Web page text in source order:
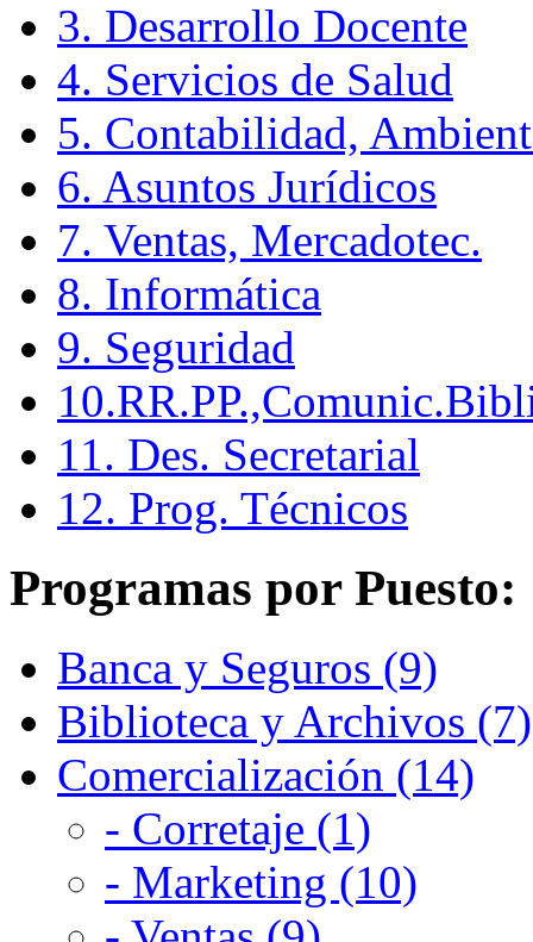
3. Desarrollo Docente
4. Servicios de Salud
5. Contabilidad,
6. Asuntos Jurídicos
7. Ventas, Mercadotec.
8. Informática
9. Seguridad
11. Des. Secretarial
12. Prog. Técnicos
Programas por Puesto:
Banca y Seguros (9)
Biblioteca y Archivos (7)
Comercialización (14)
- Corretaje (1)
- Marketing (10)